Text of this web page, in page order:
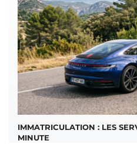
IMMATRICULATION : LES
MINUTE